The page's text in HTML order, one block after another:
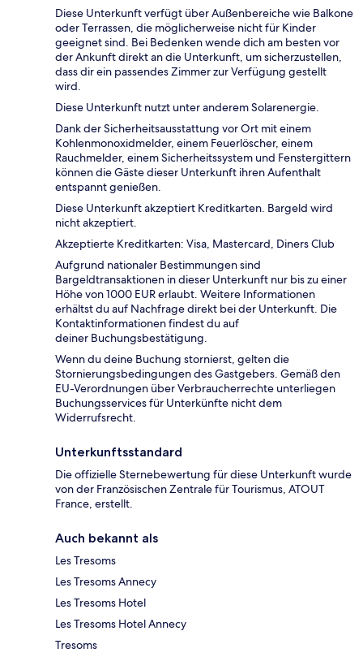
Diese Unterkunft verfügt über Außenbereiche wie Balkone
oder Terrassen, die möglicherweise nicht für Kinder
geeignet sind. Bei Bedenken wende dich am besten vor
der Ankunft direkt an die Unterkunft, um sicherzustellen,
dass dir ein passendes Zimmer zur Verfügung gestellt
wird.
Diese Unterkunft nutzt unter anderem Solarenergie.
Dank der Sicherheitsausstattung vor Ort mit einem
Kohlenmonoxidmelder, einem Feuerlöscher, einem
Rauchmelder, einem Sicherheitssystem und Fenstergittern
können die Gäste dieser Unterkunft ihren Aufenthalt
entspannt genießen.
Diese Unterkunft akzeptiert Kreditkarten. Bargeld wird
nicht akzeptiert.
Akzeptierte Kreditkarten: Visa, Mastercard, Diners Club
Aufgrund nationaler Bestimmungen sind
Bargeldtransaktionen in dieser Unterkunft nur bis zu einer
Höhe von 1000 EUR erlaubt. Weitere Informationen
erhältst du auf Nachfrage direkt bei der Unterkunft. Die
Kontaktinformationen findest du auf
deiner Buchungsbestätigung.
Wenn du deine Buchung stornierst, gelten die
Stornierungsbedingungen des Gastgebers. Gemäß den
EU-Verordnungen über Verbraucherrechte unterliegen
Buchungsservices für Unterkünfte nicht dem
Widerrufsrecht.
Unterkunftsstandard
Die offizielle Sternebewertung für diese Unterkunft wurde
von der Französischen Zentrale für Tourismus, ATOUT
France, erstellt.
Auch bekannt als
Les Tresoms
Les Tresoms Annecy
Les Tresoms Hotel
Les Tresoms Hotel Annecy
Tresoms